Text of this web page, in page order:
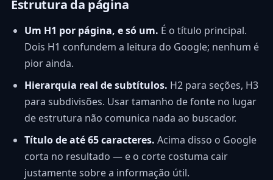
Estrutura da página
Um H1 por página, e só um. É o título principal.
Dois H1 confundem a leitura do Google; nenhum é
pior ainda.
Hierarquia real de subtítulos. H2 para seções, H3
para subdivisões. Usar tamanho de fonte no lugar
de estrutura não comunica nada ao buscador.
Título de até 65 caracteres. Acima disso o Google
corta no resultado — e o corte costuma cair
justamente sobre a informação útil.